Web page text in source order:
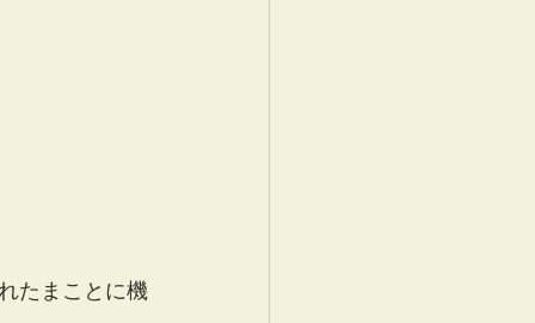
たまことに機